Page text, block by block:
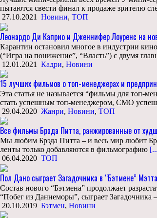
пытаются свести финал к продаже зрителю
27.10.2021
Новини, ТОП
Леонардо Ди Каприо и Дженнифер Лоуренс на
Карантин остановил многое в индустрии
(“Игра на понижение”, “Власть”) с двумя
12.01.2021
Кадри, Новини
15 лучших фильмов о топ-менеджерах и
Эта статья не называется “фильмы для топ-
стать успешным топ-менеджером, CMO
29.04.2020 Жанри, Новини, ТОП
Все фильмы Брэда Питта, ранжированные от
Мы любим Брэда Питта – и весь мир любит
ленты только добавляются в фильмографию
06.04.2020 ТОП
Пол Дано сыграет Загадочника в “Бэтмене”
Состав нового “Бэтмена” продолжает
“Побег из Даннеморы”, сыграет Загадочника
20.10.2019 Бэтмен, Новини